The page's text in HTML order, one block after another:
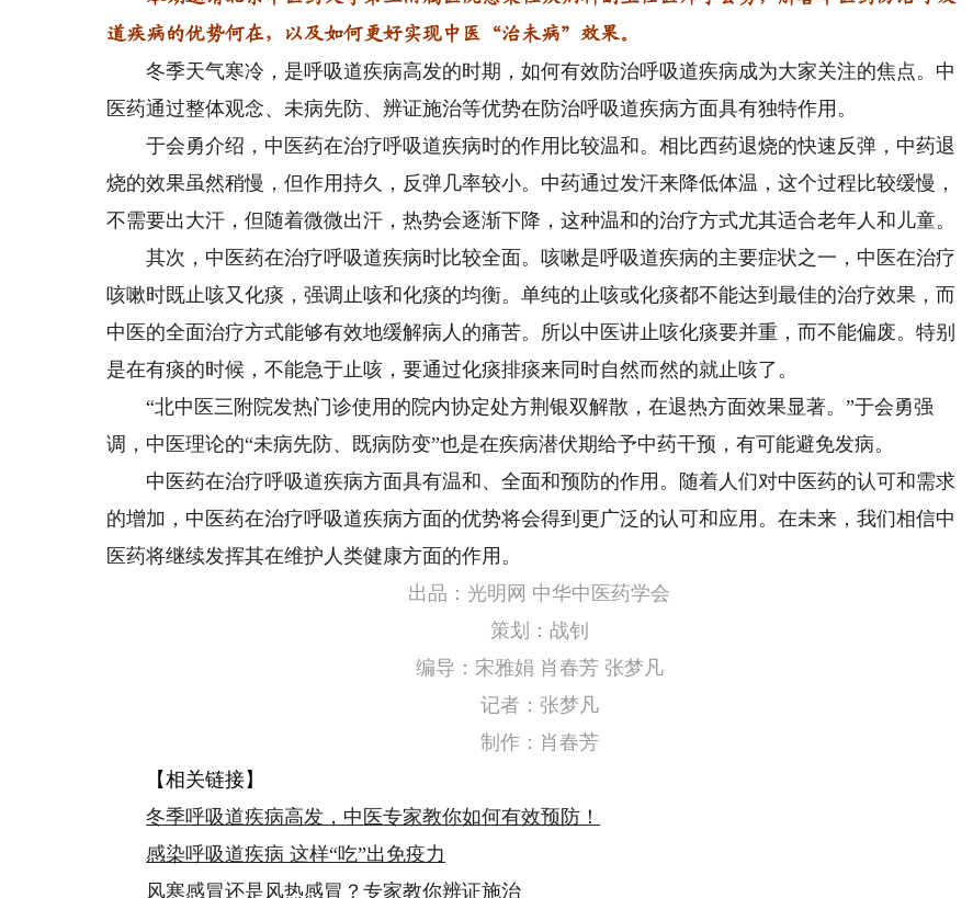
道疾病的优势何在，以及如何更好实现中医“治未病”效果。
冬季天气寒冷，是呼吸道疾病高发的时期，如何有效防治呼吸道疾病成为大家关注的焦点。中
医药通过整体观念、未病先防、辨证施治等优势在防治呼吸道疾病方面具有独特作用。
于会勇介绍，中医药在治疗呼吸道疾病时的作用比较温和。相比西药退烧的快速反弹，中药退
烧的效果虽然稍慢，但作用持久，反弹几率较小。中药通过发汗来降低体温，这个过程比较缓慢，
不需要出大汗，但随着微微出汗，热势会逐渐下降，这种温和的治疗方式尤其适合老年人和儿童。
其次，中医药在治疗呼吸道疾病时比较全面。咳嗽是呼吸道疾病的主要症状之一，中医在治疗
咳嗽时既止咳又化痰，强调止咳和化痰的均衡。单纯的止咳或化痰都不能达到最佳的治疗效果，而
中医的全面治疗方式能够有效地缓解病人的痛苦。所以中医讲止咳化痰要并重，而不能偏废。特别
是在有痰的时候，不能急于止咳，要通过化痰排痰来同时自然而然的就止咳了。
“北中医三附院发热门诊使用的院内协定处方荆银双解散，在退热方面效果显著。”于会勇强
调，中医理论的“未病先防、既病防变”也是在疾病潜伏期给予中药干预，有可能避免发病。
中医药在治疗呼吸道疾病方面具有温和、全面和预防的作用。随着人们对中医药的认可和需求
的增加，中医药在治疗呼吸道疾病方面的优势将会得到更广泛的认可和应用。在未来，我们相信中
医药将继续发挥其在维护人类健康方面的作用。
出品：光明网 中华中医药学会
策划：战钊
编导：宋雅娟 肖春芳 张梦凡
记者：张梦凡
制作：肖春芳
【相关链接】
冬季呼吸道疾病高发，中医专家教你如何有效预防！
感染呼吸道疾病 这样“吃”出免疫力
风寒感冒还是风热感冒？专家教你辨证施治